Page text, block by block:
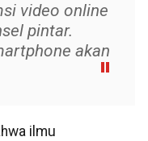
video online
pintar.
akan
ilmu